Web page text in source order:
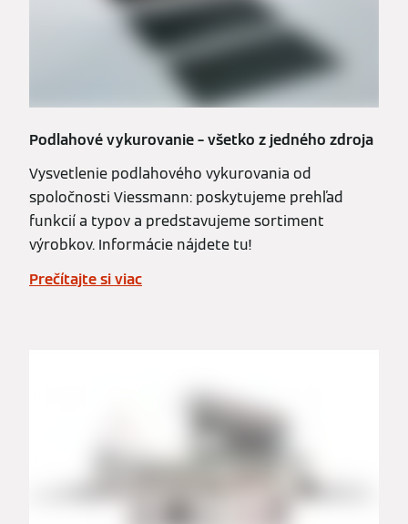
Podlahové vykurovanie – všetko z jedného zdroja
Vysvetlenie podlahového vykurovania od
spoločnosti Viessmann: poskytujeme prehľad
funkcií a typov a predstavujeme sortiment
výrobkov. Informácie nájdete tu!
Prečítajte si viac